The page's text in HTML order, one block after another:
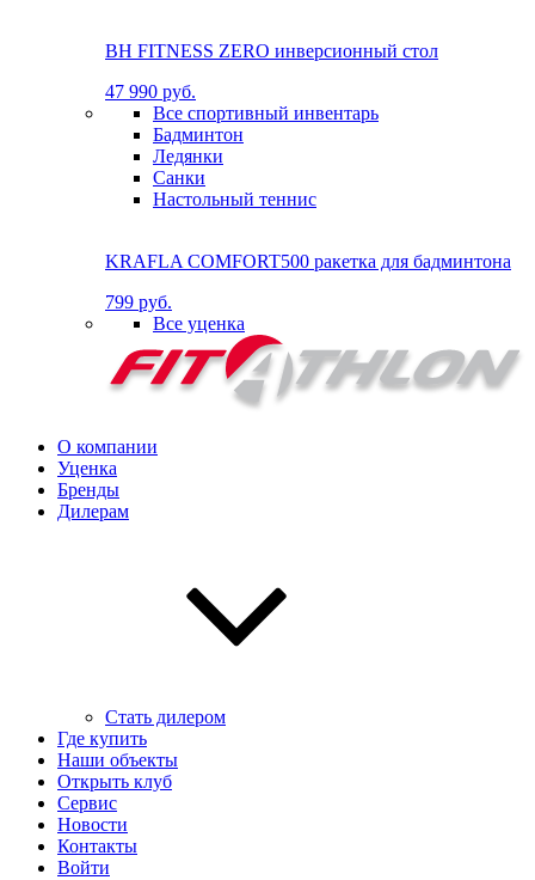
BH FITNESS ZERO инверсионный стол
47 990 руб.
Все спортивный инвентарь
Бадминтон
Ледянки
Санки
Настольный теннис
KRAFLA COMFORT500 ракетка для бадминтона
799 руб.
Все уценка
О компании
Уценка
Бренды
Дилерам
Стать дилером
Где купить
Наши объекты
Открыть клуб
Сервис
Новости
Контакты
Войти